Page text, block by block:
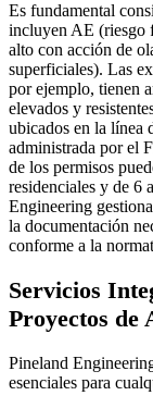
Es fundamental
incluyen AE (riesgo
alto con acción de
superficiales). Las
por ejemplo, tienen
elevados y
ubicados en la línea
administrada por el
de los permisos
residenciales y de 6
Engineering
la documentación
conforme a la
Servicios
Proyectos de
Pineland
esenciales para